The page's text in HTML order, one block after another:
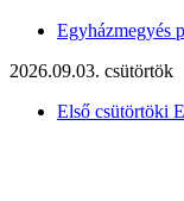
Egyházmegyés
2026.09.03. csütörtök
Első csütörtöki